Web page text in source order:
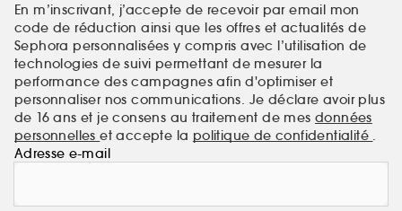
En m’inscrivant, j’accepte de recevoir par email mon
code de réduction ainsi que les offres et actualités de
Sephora personnalisées y compris avec l’utilisation de
technologies de suivi permettant de mesurer la
performance des campagnes afin d'optimiser et
personnaliser nos communications. Je déclare avoir plus
de 16 ans et je consens au traitement de mes données
personnelleset accepte la politique de confidentialité .
Adresse e-mail